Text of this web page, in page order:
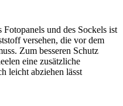
Fotopanels und des Sockels ist
versehen, die vor dem
Zum besseren Schutz
eine zusätzliche
leicht abziehen lässt